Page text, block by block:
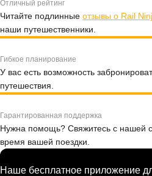
Отличный рейтинг
Читайте подлинные отзывы о Rail
наши путешественники.
Гибкое планирование
У вас есть возможность
путешествия.
Гарантированная поддержка
Нужна помощь? Свяжитесь с нашей
время вашей поездки.
Наше бесплатное приложение